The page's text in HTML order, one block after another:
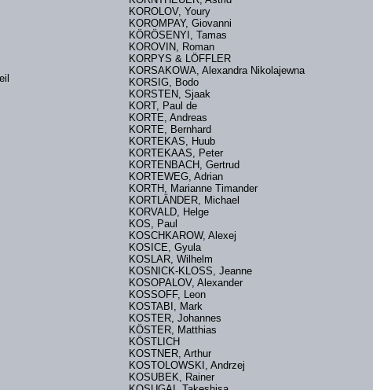
KOROLOV, Youry
KOROMPAY, Giovanni
KÖRÖSENYI, Tamas
KOROVIN, Roman
KORPYS & LÖFFLER
KORSAKOWA, Alexandra Nikolajewna
KORSIG, Bodo
KORSTEN, Sjaak
KORT, Paul de
KORTE, Andreas
KORTE, Bernhard
KORTEKAS, Huub
KORTEKAAS, Peter
KORTENBACH, Gertrud
KORTEWEG, Adrian
KORTH, Marianne Timander
KORTLÄNDER, Michael
KORVALD, Helge
KOS, Paul
KOSCHKAROW, Alexej
KOSICE, Gyula
KOSLAR, Wilhelm
KOSNICK-KLOSS, Jeanne
KOSOPALOV, Alexander
KOSSOFF, Leon
KOSTABI, Mark
KOSTER, Johannes
KÖSTER, Matthias
KÖSTLICH
KOSTNER, Arthur
KOSTOLOWSKI, Andrzej
KOSUBEK, Rainer